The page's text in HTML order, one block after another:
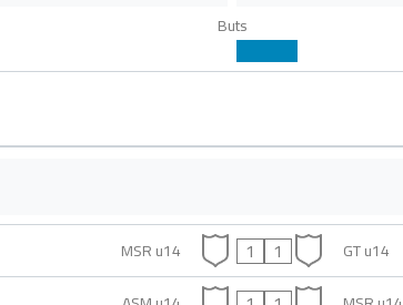
Buts
MSR u14 1 1
GT u14